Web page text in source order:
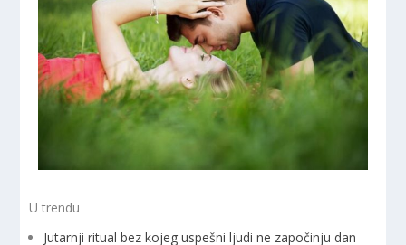
U trendu
Jutarnji ritual bez kojeg uspešni ljudi ne započinju dan